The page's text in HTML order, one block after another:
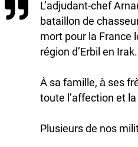
L’adjudant-chef
bataillon de
mort pour la France
région d’Erbil en Irak.
À sa famille, à ses
toute l’affection et
Plusieurs de nos